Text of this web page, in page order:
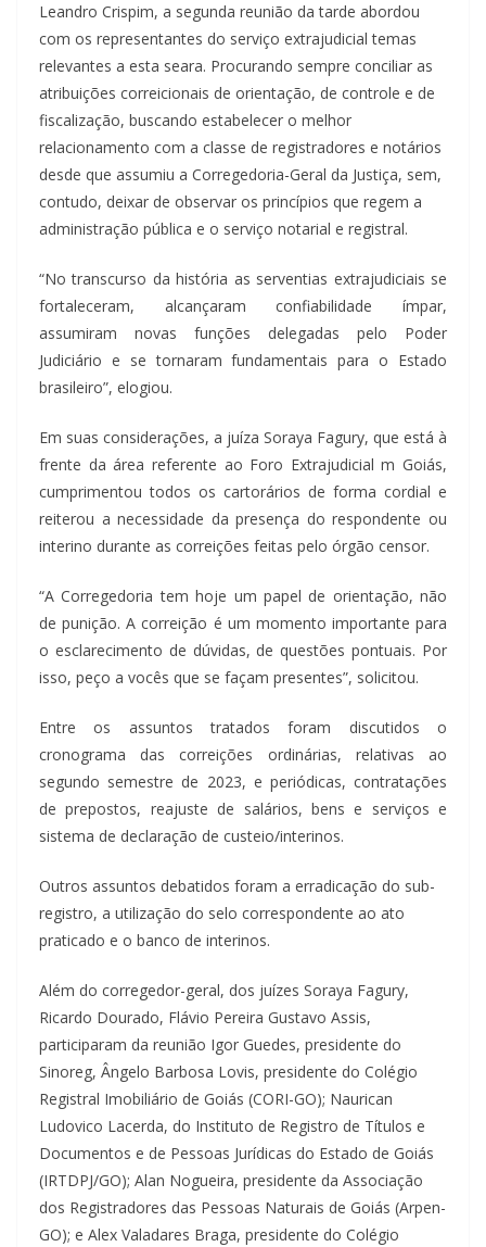
Leandro Crispim, a segunda reunião da tarde abordou
com os representantes do serviço extrajudicial temas
relevantes a esta seara. Procurando sempre conciliar as
atribuições correicionais de orientação, de controle e de
fiscalização, buscando estabelecer o melhor
relacionamento com a classe de registradores e notários
desde que assumiu a Corregedoria-Geral da Justiça, sem,
contudo, deixar de observar os princípios que regem a
administração pública e o serviço notarial e registral.
“No transcurso da história as serventias extrajudiciais se
fortaleceram, alcançaram confiabilidade ímpar,
assumiram novas funções delegadas pelo Poder
Judiciário e se tornaram fundamentais para o Estado
brasileiro”, elogiou.
Em suas considerações, a juíza Soraya Fagury, que está à
frente da área referente ao Foro Extrajudicial m Goiás,
cumprimentou todos os cartorários de forma cordial e
reiterou a necessidade da presença do respondente ou
interino durante as correições feitas pelo órgão censor.
“A Corregedoria tem hoje um papel de orientação, não
de punição. A correição é um momento importante para
o esclarecimento de dúvidas, de questões pontuais. Por
isso, peço a vocês que se façam presentes”, solicitou.
Entre os assuntos tratados foram discutidos o
cronograma das correições ordinárias, relativas ao
segundo semestre de 2023, e periódicas, contratações
de prepostos, reajuste de salários, bens e serviços e
sistema de declaração de custeio/interinos.
Outros assuntos debatidos foram a erradicação do sub-
registro, a utilização do selo correspondente ao ato
praticado e o banco de interinos.
Além do corregedor-geral, dos juízes Soraya Fagury,
Ricardo Dourado, Flávio Pereira Gustavo Assis,
participaram da reunião Igor Guedes, presidente do
Sinoreg, Ângelo Barbosa Lovis, presidente do Colégio
Registral Imobiliário de Goiás (CORI-GO); Naurican
Ludovico Lacerda, do Instituto de Registro de Títulos e
Documentos e de Pessoas Jurídicas do Estado de Goiás
(IRTDPJ/GO); Alan Nogueira, presidente da Associação
dos Registradores das Pessoas Naturais de Goiás (Arpen-
GO); e Alex Valadares Braga, presidente do Colégio